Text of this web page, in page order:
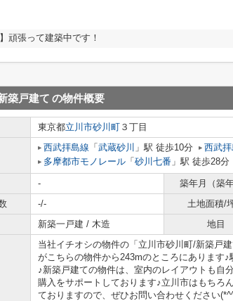
】頑張って建築中です！
築戸建て の物件概要
東京都立川市砂川町 ３丁目
西武拝島線 「 武蔵砂川 」駅 徒歩10分 西武
多摩都市モノレール 「 砂川七番 」駅 徒歩28分
- 築年月（築年
-/- 土地面積/
新築一戸建 / 木造 地目
当社イチオシの物件の「立川市砂川町/新築戸
がこちらの物件から243mのところにあります
♪新築戸建ての物件は、室内のレイアウトも自
購入をサポートしております♪立川市はもちろ
ておりますので、ぜひお問い合わせください